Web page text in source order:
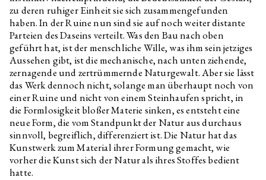
zu deren ruhiger Einheit sie sich zusammengefunden
haben. In der Ruine nun sind sie auf noch weiter distante
Parteien des Daseins verteilt. Was den Bau nach oben
geführt hat, ist der menschliche Wille, was ihm sein jetziges
Aussehen gibt, ist die mechanische, nach unten ziehende,
zernagende und zertrümmernde Naturgewalt. Aber sie lässt
das Werk dennoch nicht, solange man überhaupt noch von
einer Ruine und nicht von einem Steinhaufen spricht, in
die Formlosigkeit bloßer Materie sinken, es entsteht eine
neue Form, die vom Standpunkt der Natur aus durchaus
sinnvoll, begreiflich, differenziert ist. Die Natur hat das
Kunstwerk zum Material ihrer Formung gemacht, wie
vorher die Kunst sich der Natur als ihres Stoffes bedient
hatte.